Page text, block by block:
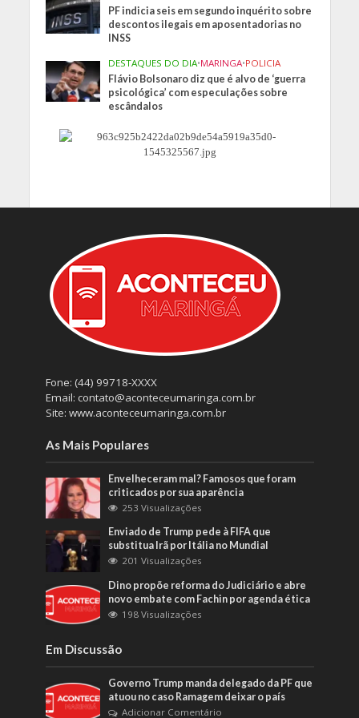
PF indicia seis em segundo inquérito sobre
descontos ilegais em aposentadorias no
INSS
DESTAQUES DO DIA•MARINGA•POLICIA
Flávio Bolsonaro diz que é alvo de ‘guerra
psicológica’ com especulações sobre
escândalos
Fone: (44) 99718-XXXX
Email: contato@aconteceumaringa.com.br
Site: www.aconteceumaringa.com.br
As Mais Populares
Envelheceram mal? Famosos que foram
criticados por sua aparência
253 Visualizações
Enviado de Trump pede à FIFA que
substitua Irã por Itália no Mundial
201 Visualizações
Dino propõe reforma do Judiciário e abre
novo embate com Fachin por agenda ética
198 Visualizações
Em Discussão
Governo Trump manda delegado da PF que
atuou no caso Ramagem deixar o país
Adicionar Comentário